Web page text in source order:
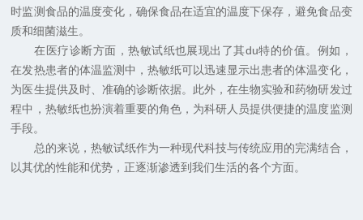
时监测食品的温度变化，确保食品在适宜的温度下保存，避免食品变
质和细菌滋生。
在医疗诊断方面，热敏试纸也展现出了其du特的价值。例如，
在发热患者的体温监测中，热敏纸可以迅速显示出患者的体温变化，
为医生提供及时、准确的诊断依据。此外，在生物实验和药物研发过
程中，热敏纸也扮演着重要的角色，为科研人员提供便捷的温度监测
手段。
总的来说，热敏试纸作为一种现代科技与传统应用的完满结合，
以其优的性能和优势，正逐渐渗透到我们生活的各个方面。